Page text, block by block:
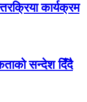
कार्यक्रम
सन्देश दिँदै